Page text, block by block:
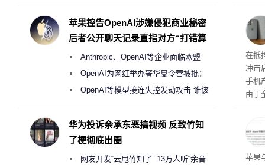
互
桌面
系
在抵
冲击
手机
由于
前受
保
了
苹果
度
苹果控告OpenAI涉嫌侵犯商业秘密
后者公开聊天记录直指对方“打错算
Anthropic、OpenAI等企业面临欧盟
《人工智能法案》全新执法权限审查
OpenAI为网红举办奢华夏令营被批：
2000美元一晚 遭讽“反乌托邦”
OpenAI等模型接连失控发动攻击 谁该
华为投诉余承东恶搞视频 反致竹知
了梗彻底出圈
网友开发“云甩竹知了” 13万人听“余音